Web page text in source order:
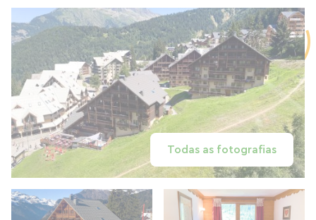
Todas as fotografias